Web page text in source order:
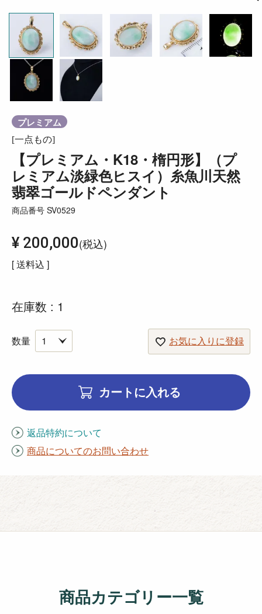
プレミアム
[一点もの]
【プレミアム・K18・楕円形】（プ
レミアム淡緑色ヒスイ）糸魚川天然
翡翠ゴールドペンダント
商品番号 SV0529
¥ 200,000 税込
送料込
在庫数 1
お気に入りに登録
カートに入れる
返品特約について
商品についてのお問い合わせ
商品カテゴリー一覧